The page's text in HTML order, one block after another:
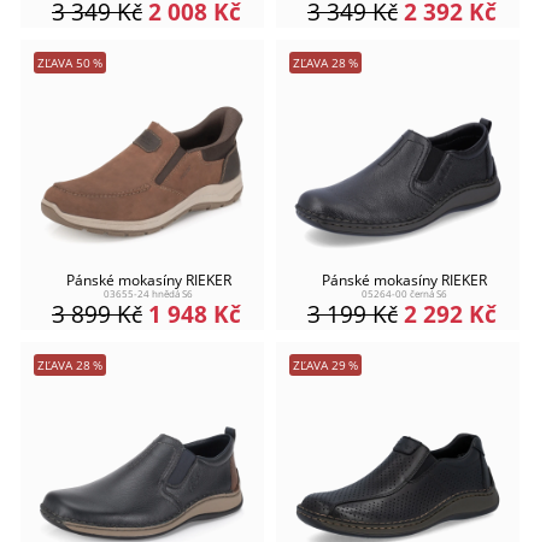
2 008 Kč
3 349Kč 2 392 Kč
3 349Kč
ZĽAVA 50%
Pánské mokasíny RIEKER
03655-24 hnědá S6
1 948 Kč
3 899Kč
ZĽAVA 28%
Pánské mokasíny RIEKER
05264-00 černá S6
2 292 Kč
3 199Kč
ZĽAVA 28% ZĽAVA 29%